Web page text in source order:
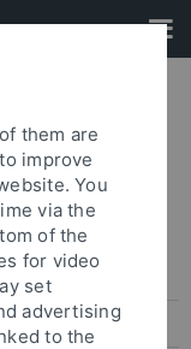
them are
improve
You
via the
of the
for video
set
advertising
to the